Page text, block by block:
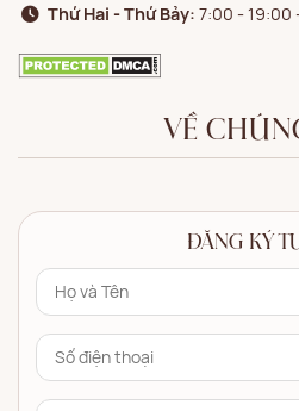
Thứ Hai - Thứ Bảy: 7:00 - 19:00
VỀ
ĐĂNG KÝ